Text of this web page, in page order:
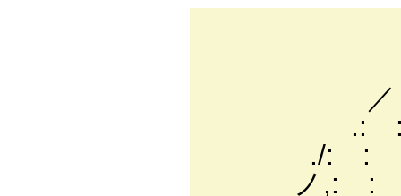
／ : :
.: : : :
./: : : :
ノ,: : :/